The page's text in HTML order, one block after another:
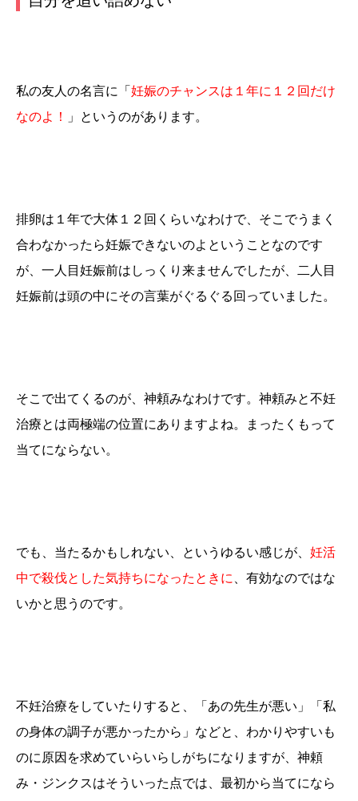
私の友人の名言に「 妊娠のチャンスは１年に１２回だけ
なのよ！
」というのがあります。
排卵は１年で大体１２回くらいなわけで、そこでうまく
合わなかったら妊娠できないのよということなのです
が、一人目妊娠前はしっくり来ませんでしたが、二人目
妊娠前は頭の中にその言葉がぐるぐる回っていました。
そこで出てくるのが、神頼みなわけです。神頼みと不妊
治療とは両極端の位置にありますよね。まったくもって
当てにならない。
でも、当たるかもしれない、というゆるい感じが、 妊活
中で殺伐とした気持ちになったときに
、有効なのではな
いかと思うのです。
不妊治療をしていたりすると、「あの先生が悪い」「私
の身体の調子が悪かったから」などと、わかりやすいも
のに原因を求めていらいらしがちになりますが、神頼
み・ジンクスはそういった点では、最初から当てになら